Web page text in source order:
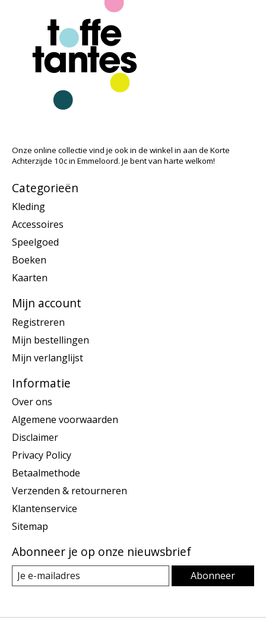
Onze online collectie vind je ook in de winkel in aan de Korte
Achterzijde 10c in Emmeloord. Je bent van harte welkom!
Categorieën
Kleding
Accessoires
Speelgoed
Boeken
Kaarten
Mijn account
Registreren
Mijn bestellingen
Mijn verlanglijst
Informatie
Over ons
Algemene voorwaarden
Disclaimer
Privacy Policy
Betaalmethode
Verzenden & retourneren
Klantenservice
Sitemap
Abonneer je op onze nieuwsbrief
Abonneer